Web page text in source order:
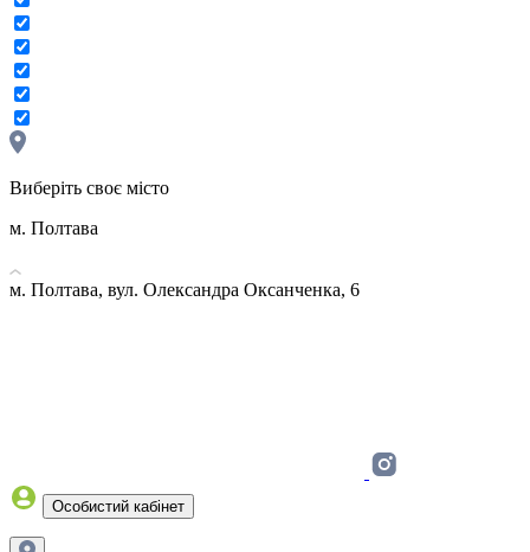
Виберіть своє місто
м. Полтава
м. Полтава, вул. Олександра Оксанченка, 6
Особистий кабінет